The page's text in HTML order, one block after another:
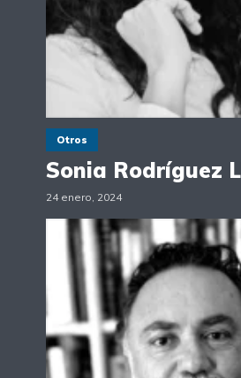
Otros
Sonia Rodríguez
24 enero, 2024